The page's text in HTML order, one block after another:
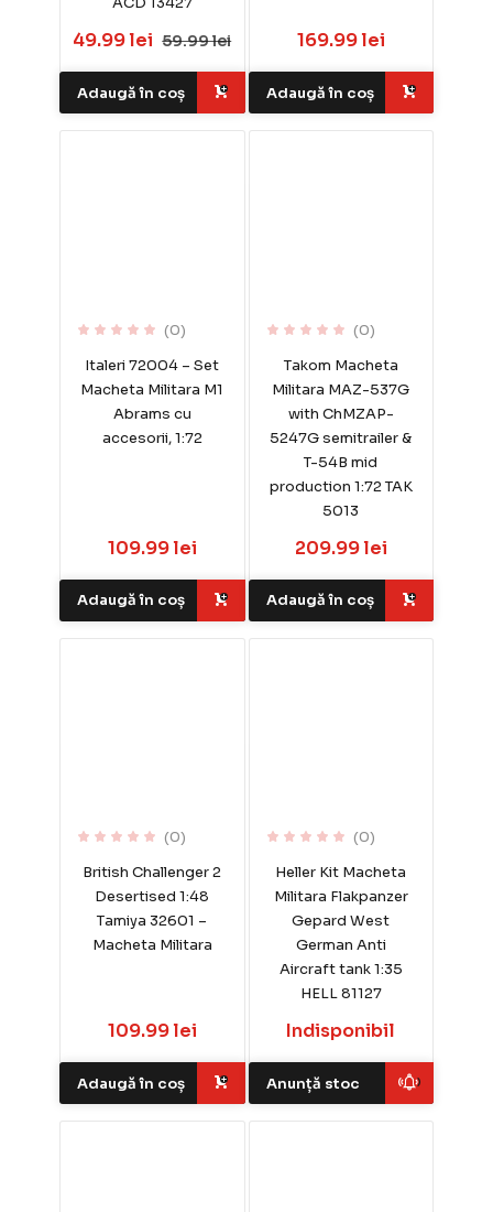
49.99 lei 59.99 lei
Adaugă în coș
169.99 lei
Adaugă în coș
(0)
Italeri 72004 – Set
Macheta Militara M1
Abrams cu
accesorii, 1:72
109.99 lei
Adaugă în coș
(0)
Takom Macheta
Militara MAZ-537G
with ChMZAP-
5247G semitrailer &
T-54B mid
production 1:72 TAK
5013
209.99 lei
Adaugă în coș
(0)
British Challenger 2
Desertised 1:48
Tamiya 32601 –
Macheta Militara
109.99 lei
Adaugă în coș
(0)
Heller Kit Macheta
Militara Flakpanzer
Gepard West
German Anti
Aircraft tank 1:35
HELL 81127
Indisponibil
Anunță stoc